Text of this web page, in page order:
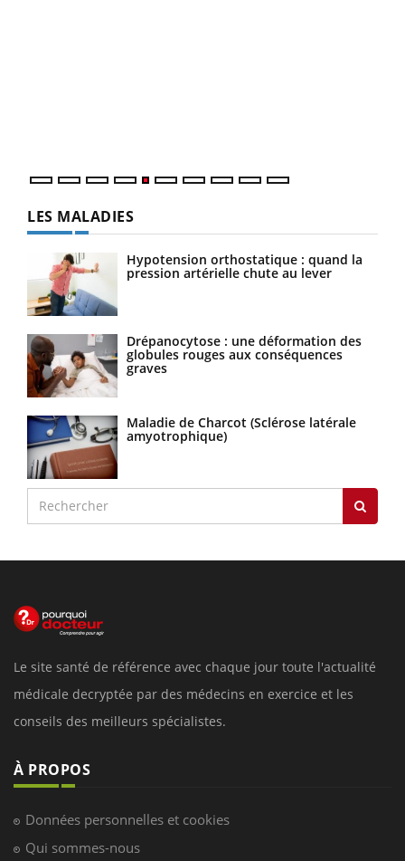
LES MALADIES
Hypotension orthostatique : quand la
pression artérielle chute au lever
Drépanocytose : une déformation des
globules rouges aux conséquences
graves
Maladie de Charcot (Sclérose latérale
amyotrophique)
Le site santé de référence avec chaque jour toute l'actualité
médicale decryptée par des médecins en exercice et les
conseils des meilleurs spécialistes.
À PROPOS
Données personnelles et cookies
Qui sommes-nous